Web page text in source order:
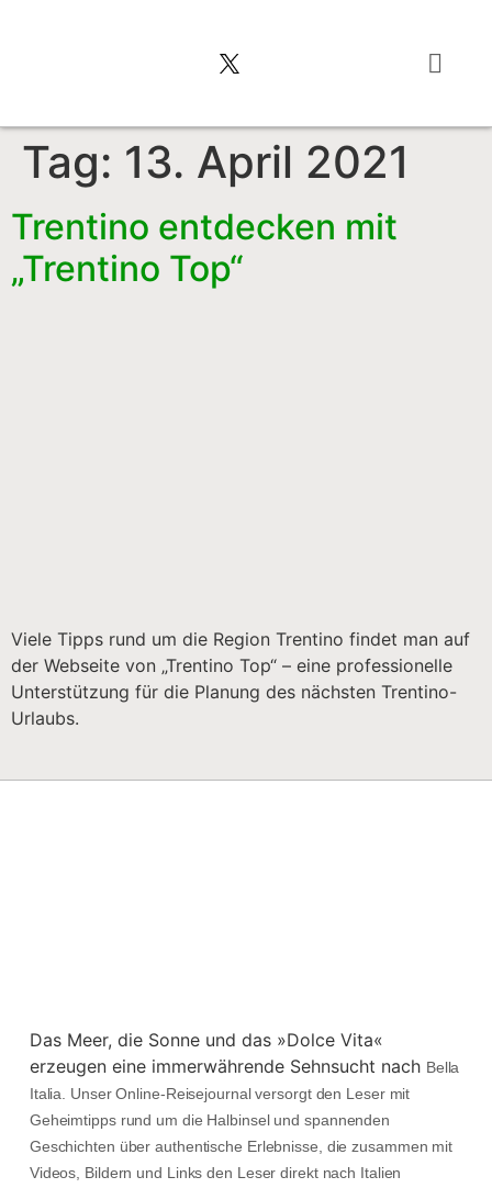
Tag: 13. April 2021
Trentino entdecken mit
„Trentino Top“
Viele Tipps rund um die Region Trentino findet man auf
der Webseite von „Trentino Top“ – eine professionelle
Unterstützung für die Planung des nächsten Trentino-
Urlaubs.
Das Meer, die Sonne und das »Dolce Vita«
erzeugen eine immerwährende Sehnsucht nach Bella
Italia. Unser Online-Reisejournal versorgt den Leser mit
Geheimtipps rund um die Halbinsel und spannenden
Geschichten über authentische Erlebnisse, die zusammen mit
Videos, Bildern und Links den Leser direkt nach Italien